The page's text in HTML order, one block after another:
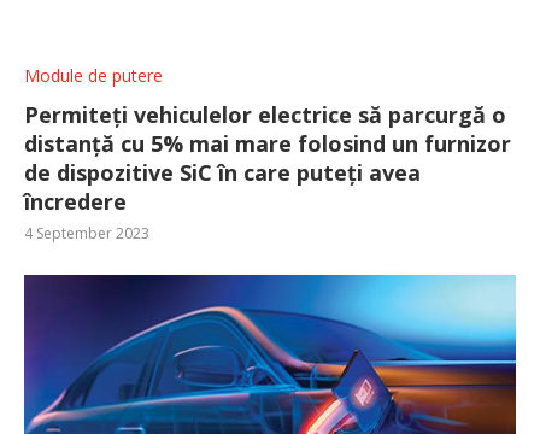
Module de putere
Permiteți vehiculelor electrice să parcurgă o
distanță cu 5% mai mare folosind un furnizor
de dispozitive SiC în care puteți avea
încredere
4 September 2023